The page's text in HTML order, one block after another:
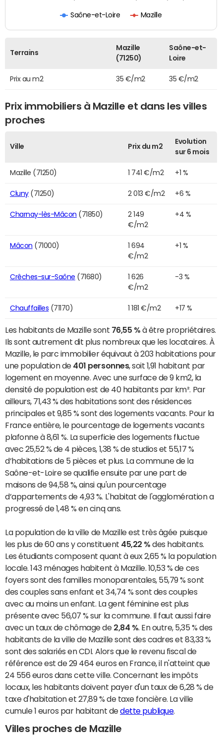
Saône-et-Loire Mazille
Terrains
Mazille
(71250)
Saône-et-
Loire
Prix au m2 35 €/m2 35 €/m2
Prix immobiliers à Mazille et dans les villes
proches
Ville Prix du m2
Evolution
sur 6 mois
Mazille (71250) 1 741 €/m2 +1 %
Cluny(71250) 2 013 €/m2 +6 %
Charnay-lès-Mâcon (71850)
2 149
€/m2
+4 %
Mâcon (71000)
1 694
€/m2
+1 %
Crêches-sur-Saône (71680)
1 626
€/m2
-3 %
Chauffailles (71170) 1 181 €/m2 +17 %
Les habitants de Mazille sont 76,55 % à être propriétaires.
Ils sont autrement dit plus nombreux que les locataires. À
Mazille, le parc immobilier équivaut à 203 habitations pour
une population de 401 personnes, soit 1,91 habitant par
logement en moyenne. Avec une surface de 9 km2, la
densité de population est de 40 habitants par km². Par
ailleurs, 71,43 % des habitations sont des résidences
principales et 9,85 % sont des logements vacants. Pour la
France entière, le pourcentage de logements vacants
plafonne à 8,61 %. La superficie des logements fluctue
avec 25,52 % de 4 pièces, 1,38 % de studios et 55,17 %
d’habitations de 5 pièces et plus. La commune de la
Saône-et-Loire se qualifie ensuite par une part de
maisons de 94,58 %, ainsi qu'un pourcentage
d’appartements de 4,93 %. L'habitat de l'agglomération a
progressé de 1,48 % en cinq ans.
La population de la ville de Mazille est très âgée puisque
les plus de 60 ans y constituent 45,22 % des habitants.
Les étudiants composent quant à eux 2,65 % la population
locale. 143 ménages habitent à Mazille. 10,53 % de ces
foyers sont des familles monoparentales, 55,79 % sont
des couples sans enfant et 34,74 % sont des couples
avec au moins un enfant. La gent féminine est plus
présente avec 56,07 % sur la commune. Il faut aussi faire
avec un taux de chômage de 2,84 % . En outre, 5,35 % des
habitants de la ville de Mazille sont des cadres et 83,33 %
sont des salariés en CDI. Alors que le revenu fiscal de
référence est de 29 464 euros en France, il n'atteint que
24 556 euros dans cette ville. Concernant les impôts
locaux, les habitants doivent payer d'un taux de 6,28 % de
taxe d'habitation et 27,89 % de taxe foncière. La ville
cumule 1 euros par habitant dedette publique.
Villes proches de Mazille